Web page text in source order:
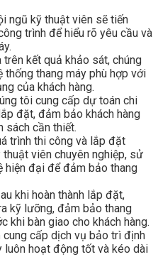
ngũ kỹ thuật viên sẽ tiến
trình để hiểu rõ yêu cầu và
trên kết quả khảo sát, chúng
thang máy phù hợp với
của khách hàng.
tôi cung cấp dự toán chi
đặt, đảm bảo khách hàng
sách cần thiết.
trình thi công và lắp đặt
viên chuyên nghiệp, sử
hiện đại để đảm bảo thang
khi hoàn thành lắp đặt,
kỹ lưỡng, đảm bảo thang
khi bàn giao cho khách hàng.
cung cấp dịch vụ bảo trì định
luôn hoạt động tốt và kéo dài